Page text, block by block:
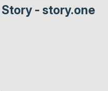
Story - story.one